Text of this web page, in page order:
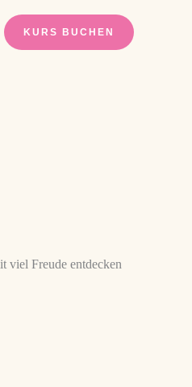
KURS BUCHEN
viel Freude entdecken